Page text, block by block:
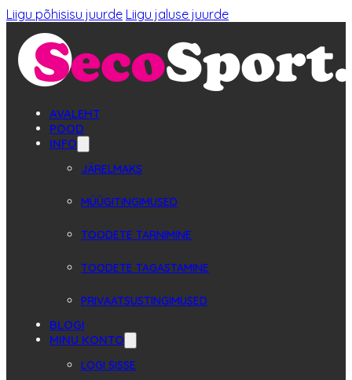
Liigu põhisisu juurde Liigu jaluse juurde
AVALEHT
POOD
INFO
JÄRELMAKS
MÜÜGITINGIMUSED
TOODETE TARNIMINE
TOODETE TAGASTAMINE
PRIVAATSUSTINGIMUSED
BLOGI
MINU KONTO
LOGI SISSE